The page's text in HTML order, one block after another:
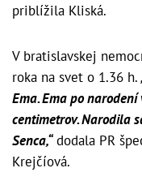
priblížila Kliská.
V bratislavskej
roka na svet o 1.36 h.
Ema. Ema po
centimetrov. Narodila
Senca,“dodala PR
Krejčíová.